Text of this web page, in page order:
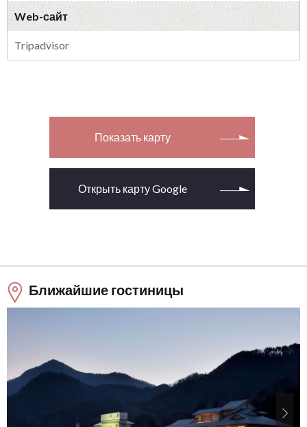
Web-сайт
Tripadvisor
Показать карту
Открыть карту Google
Ближайшие гостиницы